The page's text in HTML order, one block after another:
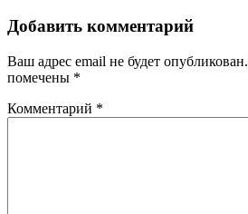
Добавить комментарий
Ваш адрес email не будет опубликован.
помечены *
Комментарий *